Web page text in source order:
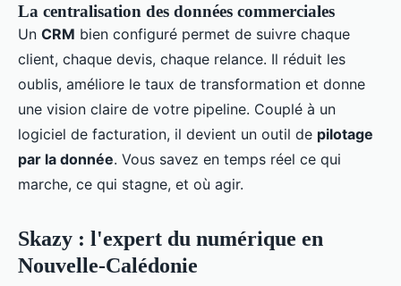
La centralisation des données commerciales
Un CRM bien configuré permet de suivre chaque
client, chaque devis, chaque relance. Il réduit les
oublis, améliore le taux de transformation et donne
une vision claire de votre pipeline. Couplé à un
logiciel de facturation, il devient un outil de pilotage
par la donnée. Vous savez en temps réel ce qui
marche, ce qui stagne, et où agir.
Skazy : l'expert du numérique en
Nouvelle-Calédonie